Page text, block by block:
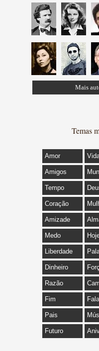
Mais
Temas
Amor
Amigos
Tempo
Coração
Amizade
Medo
Liberdade
Dinheiro
Razão
Fim
Pais
Futuro